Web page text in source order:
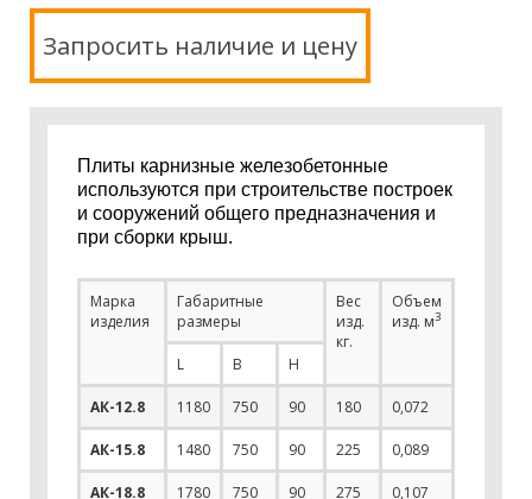
Запросить наличие и цену
Плиты карнизные железобетонные
используются при строительстве построек
и сооружений общего предназначения и
при сборки крыш.
Марка
изделия
Габаритные
размеры
Вес
изд.
кг.
Объем
изд. м3
L В Н
АК-12.8 1180 750 90 180 0,072
АК-15.8 1480 750 90 225 0,089
АК-18.8 1780 750 90 275 0,107